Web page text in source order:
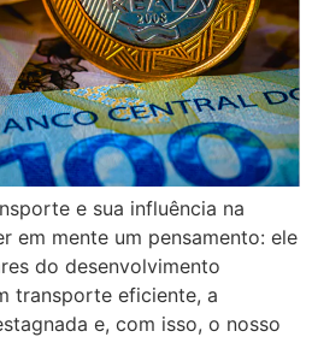
e sua influência na
em mente um pensamento: ele
do desenvolvimento
transporte eficiente, a
e, com isso, o nosso